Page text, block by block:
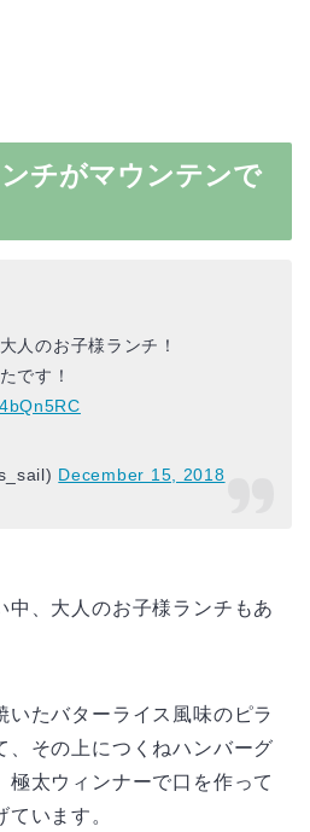
チがマウンテンで
人のお子様ランチ！
です！
December 15, 2018
中、大人のお子様ランチもあ
いたバターライス風味のピラ
、その上につくねハンバーグ
極太ウィンナーで口を作って
います。